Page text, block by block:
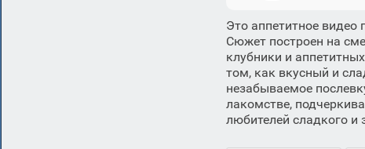
Это аппетитное видео
Сюжет построен на
клубники и
том, как вкусный и
незабываемое
лакомстве,
любителей сладкого и